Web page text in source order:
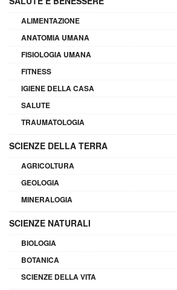
ALIMENTAZIONE
ANATOMIA UMANA
FISIOLOGIA UMANA
FITNESS
IGIENE DELLA CASA
SALUTE
TRAUMATOLOGIA
SCIENZE DELLA TERRA
AGRICOLTURA
GEOLOGIA
MINERALOGIA
SCIENZE NATURALI
BIOLOGIA
BOTANICA
SCIENZE DELLA VITA